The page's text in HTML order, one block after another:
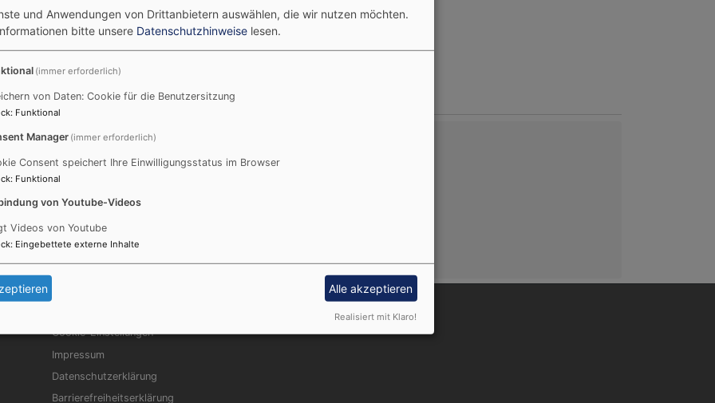
ich auf dich.
ihr finden; klopfet an, so wird euch aufgetan.
Fußbereichsmenü
Cookie-Einstellungen
Impressum
Datenschutzerklärung
Barrierefreiheitserklärung
Benutzermenü
Anmelden
und Anwendungen von Drittanbietern auswählen, die wir nutzen möchten.
bitte unsere Datenschutzhinweise lesen.
(immer erforderlich)
von Daten: Cookie für die Benutzersitzung
: Funktional
Manager (immer erforderlich)
Consent speichert Ihre Einwilligungsstatus im Browser
: Funktional
von Youtube-Videos
Videos von Youtube
: Eingebettete externe Inhalte
Alle akzeptieren
Realisiert mit Klaro!